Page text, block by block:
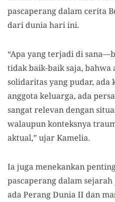
pascaperang dalam cerita
dari dunia hari ini.
“Apa yang terjadi di
tidak baik-baik saja,
solidaritas yang pudar,
anggota keluarga, ada
sangat relevan dengan
walaupun konteksnya
aktual,” ujar Kamelia.
Ia juga menekankan
pascaperang dalam
ada Perang Dunia II dan